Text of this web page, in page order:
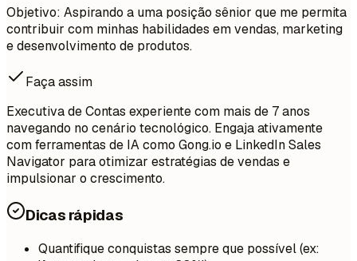
Objetivo: Aspirando a uma posição sênior que me permita
contribuir com minhas habilidades em vendas, marketing
e desenvolvimento de produtos.
Faça assim
Executiva de Contas experiente com mais de 7 anos
navegando no cenário tecnológico. Engaja ativamente
com ferramentas de IA como Gong.io e LinkedIn Sales
Navigator para otimizar estratégias de vendas e
impulsionar o crescimento.
Dicas rápidas
Quantifique conquistas sempre que possível (ex: